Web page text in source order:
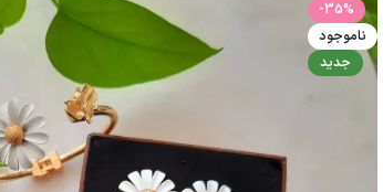
-35%
ناموجود
جدید